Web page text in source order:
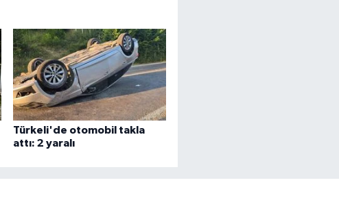
Türkeli'de otomobil takla
attı: 2 yaralı